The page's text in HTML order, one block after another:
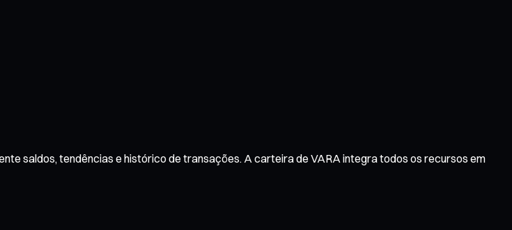
saldos, tendências e histórico de transações. A carteira de VARA integra todos os recursos em